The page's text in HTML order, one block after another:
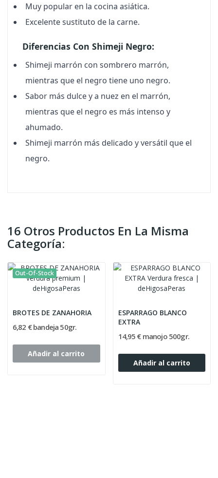
Muy popular en la cocina asiática.
Excelente sustituto de la carne.
Diferencias Con Shimeji Negro:
Shimeji marrón con sombrero marrón,
mientras que el negro tiene uno negro.
Sabor más dulce y a nuez en el marrón,
mientras que el negro es más intenso y
ahumado.
Shimeji marrón más delicado y versátil que el
negro.
16 Otros Productos En La Misma
Categoría:
Out-Of-Stock
BROTES DE ZANAHORIA
6,82 € bandeja 50gr.
Añadir al carrito
ESPARRAGO BLANCO
EXTRA
14,95 € manojo 500gr.
Añadir al carrito